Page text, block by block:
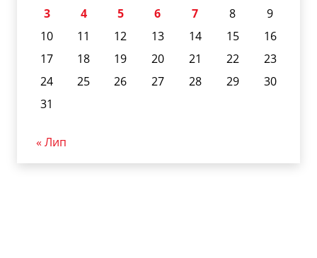
3
4 5 6 7 8
9
10
11 12 13 14 15
16
17
18 19 20 21 22
23
24
25 26 27 28 29
30
31
« Лип